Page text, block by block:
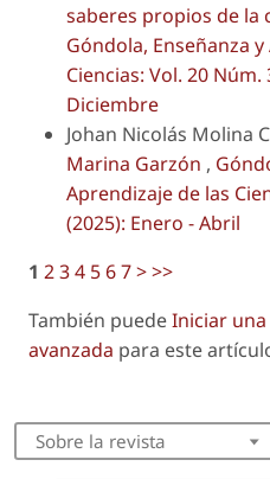
saberes propios de la
Góndola, Enseñanza
Ciencias: Vol. 20
Diciembre
Johan Nicolás Molina
Marina Garzón ,
Aprendizaje de las
(2025): Enero - Abril
1 234 567>>>
También puedeIniciar
avanzada para este
Sobre la revista